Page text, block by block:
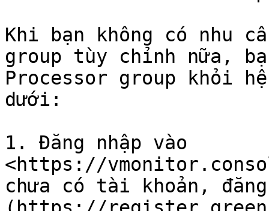
Khi bạn không có nhu
group tùy chỉnh nữa,
Processor group khỏi
dưới:
1. Đăng nhập vào
<https://
chưa có tài khoản,